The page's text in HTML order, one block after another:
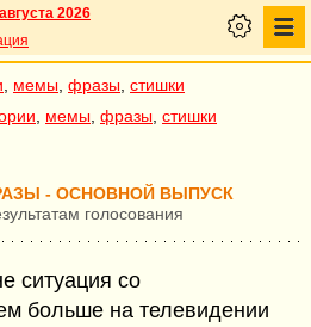
2026
мемы фразы стишки
мемы фразы стишки
- ОСНОВНОЙ ВЫПУСК
голосования
ситуация со
больше на телевидении